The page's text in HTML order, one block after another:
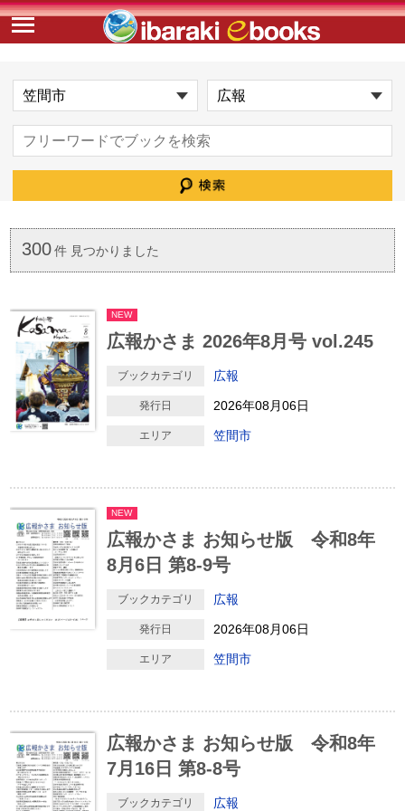
300 件 見つかりました
NEW
広報かさま 2026年8月号 vol.245
ブックカテゴリ 広報
発行日 2026年08月06日
エリア 笠間市
NEW
広報かさま お知らせ版 令和8年
8月6日 第8-9号
ブックカテゴリ 広報
発行日 2026年08月06日
エリア 笠間市
広報かさま お知らせ版 令和8年
7月16日 第8-8号
ブックカテゴリ 広報